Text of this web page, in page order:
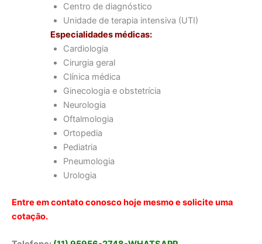
Centro de diagnóstico
Unidade de terapia intensiva (UTI)
Especialidades médicas:
Cardiologia
Cirurgia geral
Clínica médica
Ginecologia e obstetrícia
Neurologia
Oftalmologia
Ortopedia
Pediatria
Pneumologia
Urologia
Entre em contato conosco hoje mesmo e solicite uma
cotação.